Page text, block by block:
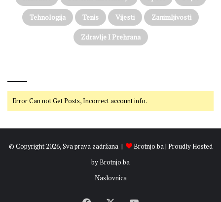
Tehnologija Tenis Vijesti Zanimljivosti
Zdravlje I Prehrana
Error Can not Get Posts, Incorrect account info.
© Copyright 2026, Sva prava zadržana | Brotnjo.ba| Proudly Hosted
byBrotnjo.ba
Naslovnica